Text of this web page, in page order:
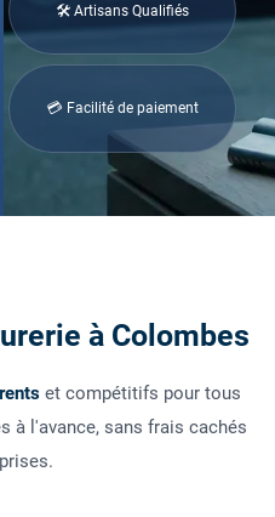
🛠 Artisans Qualifiés
💳 Facilité de paiement
à Colombes
et compétitifs pour tous
à l'avance, sans frais cachés